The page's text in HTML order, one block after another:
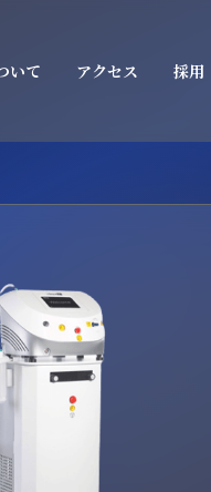
いて アクセス 採用